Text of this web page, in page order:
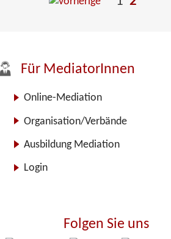
Für MediatorInnen
Online-Mediation
Organisation/Verbände
Ausbildung Mediation
Login
Folgen Sie uns